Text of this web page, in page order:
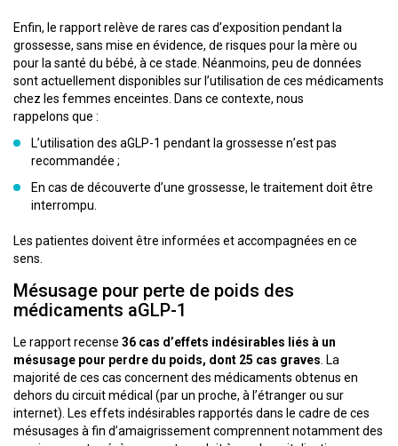
Enfin, le rapport relève de rares cas d’exposition pendant la
grossesse, sans mise en évidence, de risques pour la mère ou
pour la santé du bébé, à ce stade. Néanmoins, peu de données
sont actuellement disponibles sur l’utilisation de ces médicaments
chez les femmes enceintes. Dans ce contexte, nous
rappelons que :
L’utilisation des aGLP-1 pendant la grossesse n’est pas
recommandée ;
En cas de découverte d’une grossesse, le traitement doit être
interrompu.
Les patientes doivent être informées et accompagnées en ce
sens.
Mésusage pour perte de poids des
médicaments aGLP-1
Le rapport recense 36 cas d’effets indésirables liés à un
mésusage pour perdre du poids, dont 25 cas graves . La
majorité de ces cas concernent des médicaments obtenus en
dehors du circuit médical (par un proche, à l’étranger ou sur
internet). Les effets indésirables rapportés dans le cadre de ces
mésusages à fin d’amaigrissement comprennent notamment des